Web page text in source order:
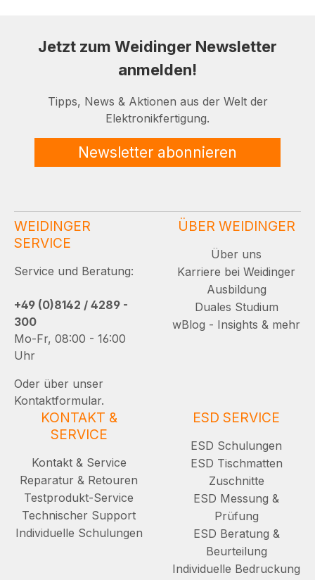
Jetzt zum Weidinger Newsletter
anmelden!
Tipps, News & Aktionen aus der Welt der
Elektronikfertigung.
Newsletter abonnieren
WEIDINGER
SERVICE
Service und Beratung:
+49 (0)8142 / 4289 -
300
Mo-Fr, 08:00 - 16:00
Uhr
Oder über unser
Kontaktformular.
ÜBER WEIDINGER
Über uns
Karriere bei Weidinger
Ausbildung
Duales Studium
wBlog - Insights & mehr
KONTAKT &
SERVICE
Kontakt & Service
Reparatur & Retouren
Testprodukt-Service
Technischer Support
Individuelle Schulungen
ESD SERVICE
ESD Schulungen
ESD Tischmatten
Zuschnitte
ESD Messung &
Prüfung
ESD Beratung &
Beurteilung
Individuelle Bedruckung